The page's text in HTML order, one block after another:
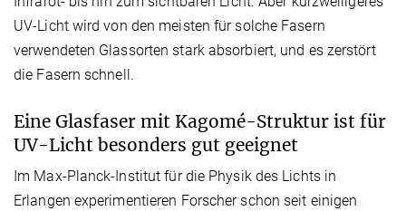
UV-Licht wird von den meisten für solche Fasern
verwendeten Glassorten stark absorbiert, und es zerstört
die Fasern schnell.
Eine Glasfaser mit Kagomé-Struktur ist für
UV-Licht besonders gut geeignet
Im Max-Planck-Institut für die Physik des Lichts in
Erlangen experimentieren Forscher schon seit einigen